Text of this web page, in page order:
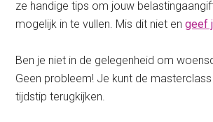
ze handige tips om jouw
mogelijk in te vullen. Mis dit niet engeef
Ben je niet in de gelegenheid om
Geen probleem! Je kunt de
tijdstip terugkijken.